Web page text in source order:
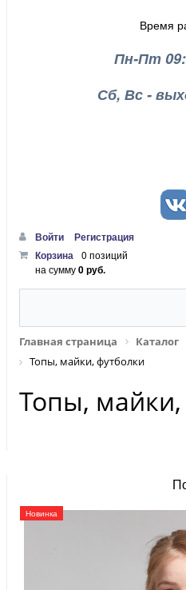
Время
Пн-Пт
Сб, Вс -
Войти
Регистрация
Корзина 0 позиций
на сумму0 руб.
Главная страница Каталог
Топы, майки, футболки
Топы, майки,
Новинка